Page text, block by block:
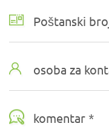
Poštanski broj
osoba za kontakt *
komentar *